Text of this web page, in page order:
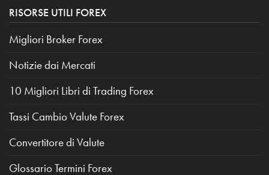
RISORSE UTILI FOREX
Migliori Broker Forex
Notizie dai Mercati
10 Migliori Libri di Trading Forex
Tassi Cambio Valute Forex
Convertitore di Valute
Glossario Termini Forex